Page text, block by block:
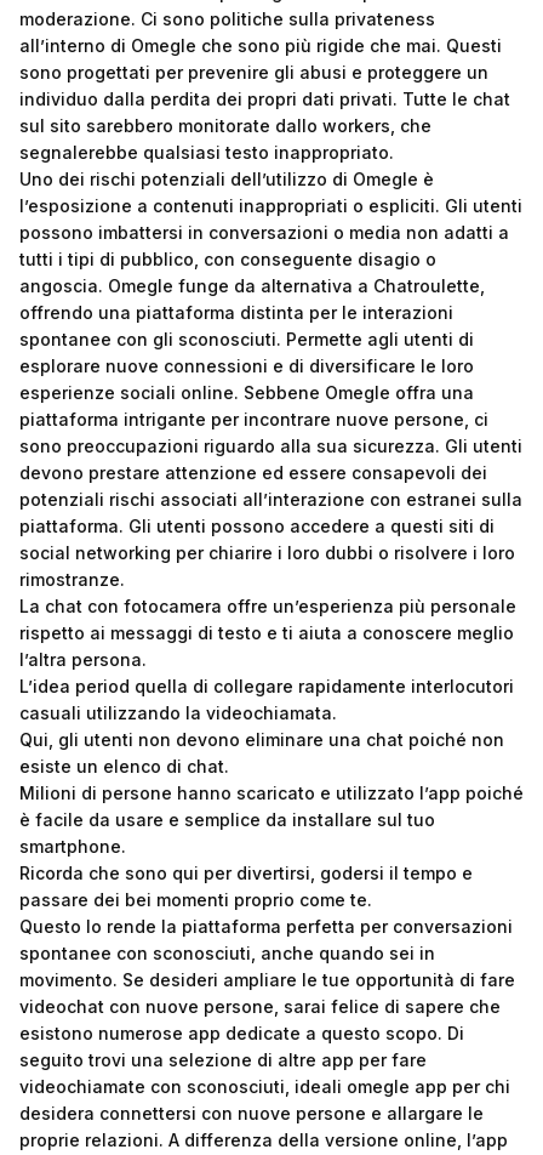
moderazione. Ci sono politiche sulla privateness
all’interno di Omegle che sono più rigide che mai. Questi
sono progettati per prevenire gli abusi e proteggere un
individuo dalla perdita dei propri dati privati. Tutte le chat
sul sito sarebbero monitorate dallo workers, che
segnalerebbe qualsiasi testo inappropriato.
Uno dei rischi potenziali dell’utilizzo di Omegle è
l’esposizione a contenuti inappropriati o espliciti. Gli utenti
possono imbattersi in conversazioni o media non adatti a
tutti i tipi di pubblico, con conseguente disagio o
angoscia. Omegle funge da alternativa a Chatroulette,
offrendo una piattaforma distinta per le interazioni
spontanee con gli sconosciuti. Permette agli utenti di
esplorare nuove connessioni e di diversificare le loro
esperienze sociali online. Sebbene Omegle offra una
piattaforma intrigante per incontrare nuove persone, ci
sono preoccupazioni riguardo alla sua sicurezza. Gli utenti
devono prestare attenzione ed essere consapevoli dei
potenziali rischi associati all’interazione con estranei sulla
piattaforma. Gli utenti possono accedere a questi siti di
social networking per chiarire i loro dubbi o risolvere i loro
rimostranze.
La chat con fotocamera offre un’esperienza più personale
rispetto ai messaggi di testo e ti aiuta a conoscere meglio
l’altra persona.
L’idea period quella di collegare rapidamente interlocutori
casuali utilizzando la videochiamata.
Qui, gli utenti non devono eliminare una chat poiché non
esiste un elenco di chat.
Milioni di persone hanno scaricato e utilizzato l’app poiché
è facile da usare e semplice da installare sul tuo
smartphone.
Ricorda che sono qui per divertirsi, godersi il tempo e
passare dei bei momenti proprio come te.
Questo lo rende la piattaforma perfetta per conversazioni
spontanee con sconosciuti, anche quando sei in
movimento. Se desideri ampliare le tue opportunità di fare
videochat con nuove persone, sarai felice di sapere che
esistono numerose app dedicate a questo scopo. Di
seguito trovi una selezione di altre app per fare
videochiamate con sconosciuti, ideali omegle app per chi
desidera connettersi con nuove persone e allargare le
proprie relazioni. A differenza della versione online, l’app